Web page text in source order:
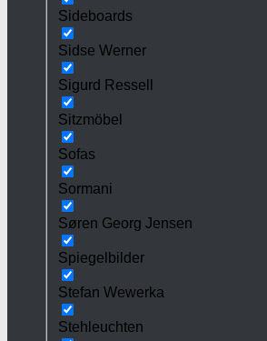
Sideboards
Sidse Werner
Sigurd Ressell
Sitzmöbel
Sofas
Sormani
Søren Georg Jensen
Spiegelbilder
Stefan Wewerka
Stehleuchten